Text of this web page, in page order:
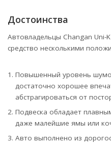
Достоинства
Автовладельцы Changan Uni-
средство несколькими
Повышенный уровень
достаточно хорошее
абстрагироваться от
Подвеска обладает
даже малейшие ямы или
Авто выполнено из